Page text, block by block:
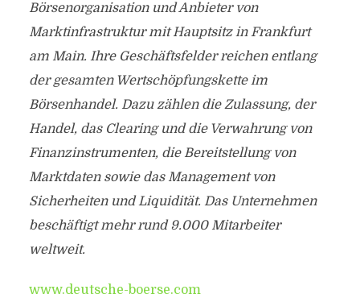
Börsenorganisation und Anbieter von
Marktinfrastruktur mit Hauptsitz in Frankfurt
am Main. Ihre Geschäftsfelder reichen entlang
der gesamten Wertschöpfungskette im
Börsenhandel. Dazu zählen die Zulassung, der
Handel, das Clearing und die Verwahrung von
Finanzinstrumenten, die Bereitstellung von
Marktdaten sowie das Management von
Sicherheiten und Liquidität. Das Unternehmen
beschäftigt mehr rund 9.000 Mitarbeiter
weltweit.
www.deutsche-boerse.com